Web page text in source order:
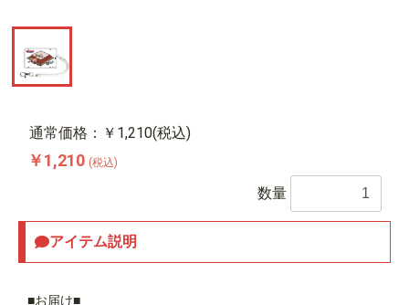
通常価格：￥1,210(税込)
￥1,210 (税込)
数量
アイテム説明
■お届け■